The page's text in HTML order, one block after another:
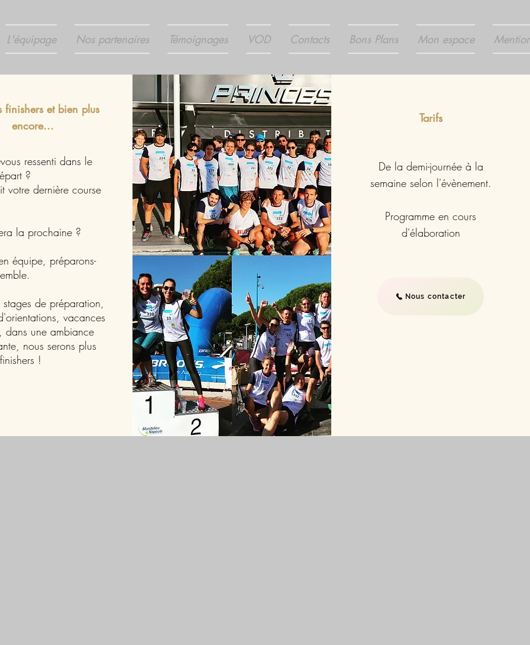
L'équipage Nos partenaires Témoignages VOD Contacts Bons Plans Mon espace
finishers et bien plus
encore...
ressenti dans le
?
votre dernière course
la prochaine ?
équipe, préparons-
stages de préparation,
vacances
dans une ambiance
nous serons plus
!
Tarifs
De la demi-journée à la
semaine selon l'évènement.
Programme en cours
d'élaboration
Nous contacter